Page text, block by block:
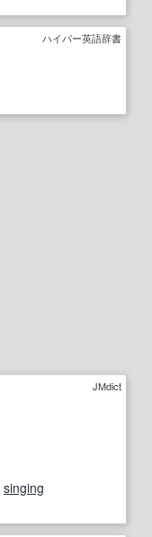
ハイパー英語辞書
JMdict
singing